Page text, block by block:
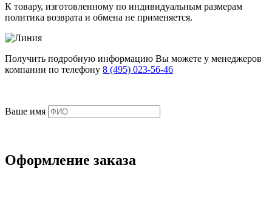
К товару, изготовленному по индивидуальным размерам
политика возврата и обмена не применяется.
Получить подробную информацию Вы можете у менеджеров
компании по телефону 8 (495) 023-56-46
Ваше имя
Оформление заказа